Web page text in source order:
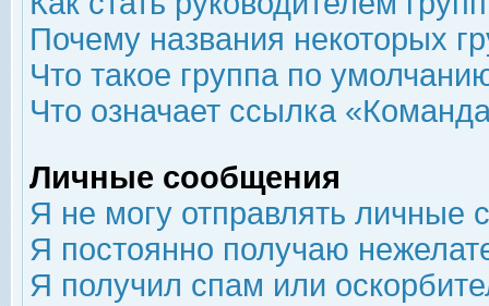
Почему названия некоторых
Что такое группа по
Что означает ссылка
Личные сообщения
Я не могу отправлять личные
Я постоянно получаю
Я получил спам или